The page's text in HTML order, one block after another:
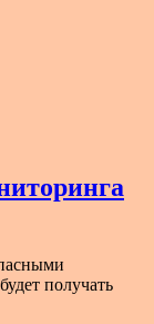
получать